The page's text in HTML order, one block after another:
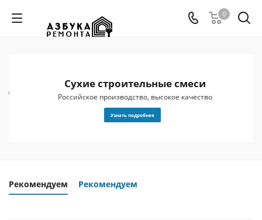
0
Сухие строительные смеси
Российское производство, высокое качество
Узнать подробнее
Рекомендуем Рекомендуем